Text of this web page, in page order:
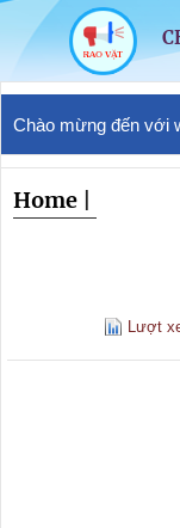
Chào mừng đến với
Home
Lượt